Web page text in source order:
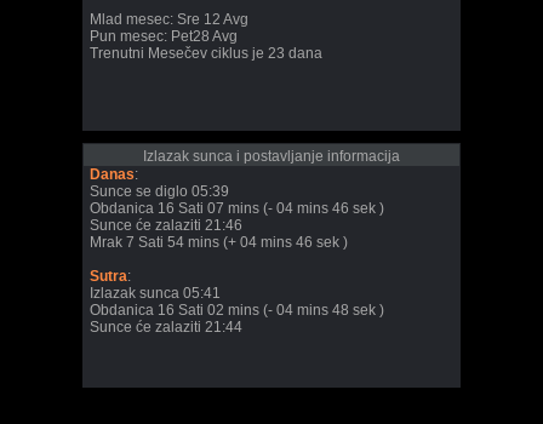
Mlad mesec: Sre 12 Avg
Pun mesec: Pet28 Avg
Trenutni Mesečev ciklus je 23 dana
Izlazak sunca i postavljanje informacija
Danas:
Sunce se diglo 05:39
Obdanica 16 Sati 07 mins (- 04 mins 46 sek )
Sunce će zalaziti 21:46
Mrak 7 Sati 54 mins (+ 04 mins 46 sek )
Sutra:
Izlazak sunca 05:41
Obdanica 16 Sati 02 mins (- 04 mins 48 sek )
Sunce će zalaziti 21:44